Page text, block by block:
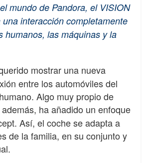
mundo de Pandora, el VISION
interacción completamente
humanos, las máquinas y la
mostrar una nueva
entre los automóviles del
Algo muy propio de
ha añadido un enfoque
Así, el coche se adapta a
de la familia, en su conjunto y